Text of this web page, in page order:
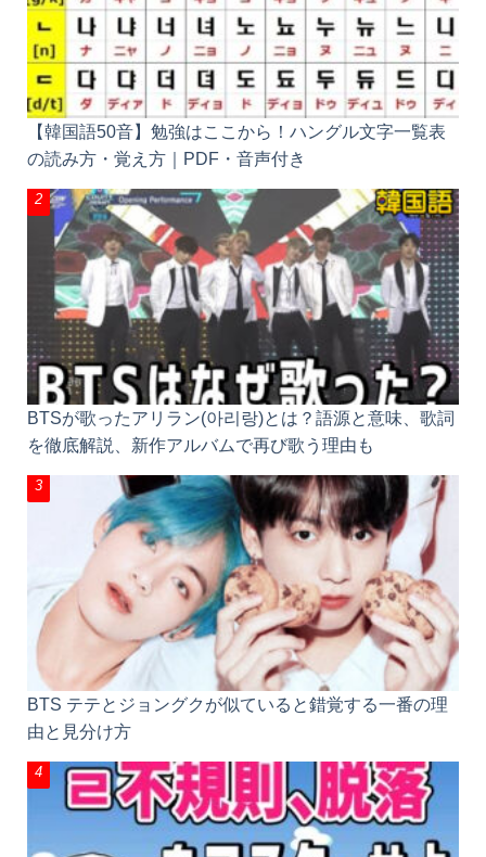
【韓国語50音】勉強はここから！ハングル文字一覧
表の読み方・覚え方｜PDF・音声付き
BTSが歌ったアリラン(아리랑)とは？語源と意味、歌
詞を徹底解説、新作アルバムで再び歌う理由も
BTS テテとジョングクが似ていると錯覚する一番の
理由と見分け方